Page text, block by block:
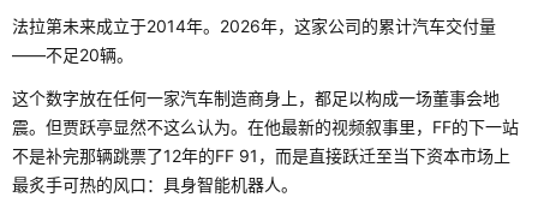
法拉第未来成立于2014年。2026年，这家公司的累计汽车交付量
——不足20辆。
这个数字放在任何一家汽车制造商身上，都足以构成一场董事会地
震。但贾跃亭显然不这么认为。在他最新的视频叙事里，FF的下一站
不是补完那辆跳票了12年的FF 91，而是直接跃迁至当下资本市场上
最炙手可热的风口：具身智能机器人。